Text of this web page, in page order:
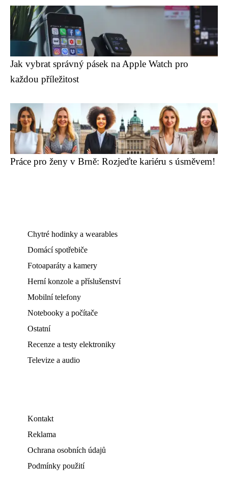
Jak vybrat správný pásek na Apple Watch pro
každou příležitost
Práce pro ženy v Brně: Rozjeďte kariéru s úsměvem!
Chytré hodinky a wearables
Domácí spotřebiče
Fotoaparáty a kamery
Herní konzole a příslušenství
Mobilní telefony
Notebooky a počítače
Ostatní
Recenze a testy elektroniky
Televize a audio
Kontakt
Reklama
Ochrana osobních údajů
Podmínky použití